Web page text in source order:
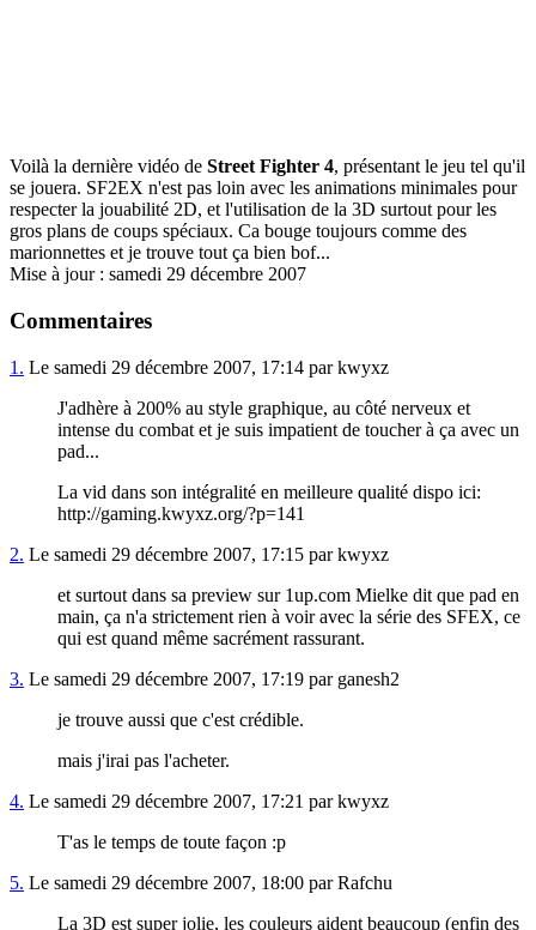
Voilà la dernière vidéo de Street Fighter 4, présentant le jeu tel qu'il
se jouera. SF2EX n'est pas loin avec les animations minimales pour
respecter la jouabilité 2D, et l'utilisation de la 3D surtout pour les
gros plans de coups spéciaux. Ca bouge toujours comme des
marionnettes et je trouve tout ça bien bof...
Mise à jour : samedi 29 décembre 2007
Commentaires
1. Le samedi 29 décembre 2007, 17:14 par kwyxz
J'adhère à 200% au style graphique, au côté nerveux et
intense du combat et je suis impatient de toucher à ça avec un
pad...
La vid dans son intégralité en meilleure qualité dispo ici:
http://gaming.kwyxz.org/?p=141
2. Le samedi 29 décembre 2007, 17:15 par kwyxz
et surtout dans sa preview sur 1up.com Mielke dit que pad en
main, ça n'a strictement rien à voir avec la série des SFEX, ce
qui est quand même sacrément rassurant.
3. Le samedi 29 décembre 2007, 17:19 par ganesh2
je trouve aussi que c'est crédible.
mais j'irai pas l'acheter.
4. Le samedi 29 décembre 2007, 17:21 par kwyxz
T'as le temps de toute façon :p
5. Le samedi 29 décembre 2007, 18:00 par Rafchu
La 3D est super jolie, les couleurs aident beaucoup (enfin des